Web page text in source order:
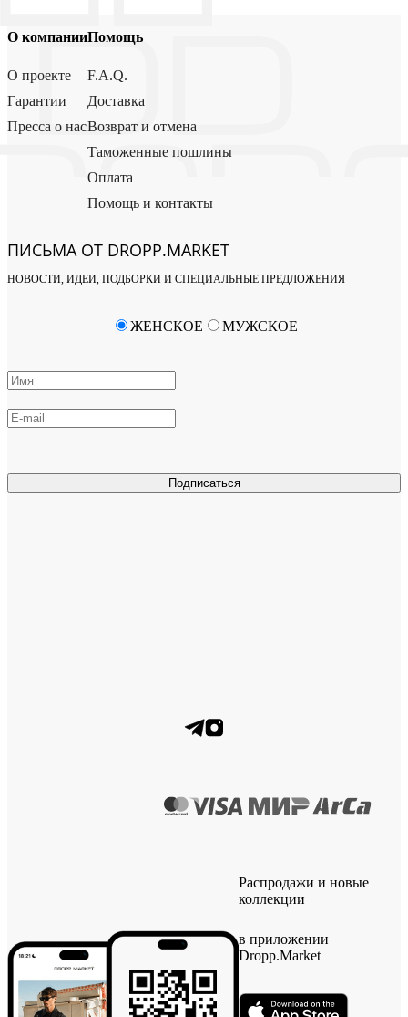
О компании
О проекте
Гарантии
Пресса о нас
Помощь
F.A.Q.
Доставка
Возврат и отмена
Таможенные пошлины
Оплата
Помощь и контакты
ПИСЬМА ОТ DROPP.MARKET
НОВОСТИ, ИДЕИ, ПОДБОРКИ И СПЕЦИАЛЬНЫЕ ПРЕДЛОЖЕНИЯ
Подписаться
ЖЕНСКОЕ МУЖСКОЕ
Распродажи и новые
коллекции
в приложении
Dropp.Market